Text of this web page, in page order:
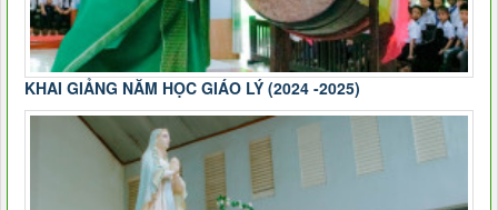
KHAI GIẢNG NĂM HỌC GIÁO LÝ (2024 -2025)